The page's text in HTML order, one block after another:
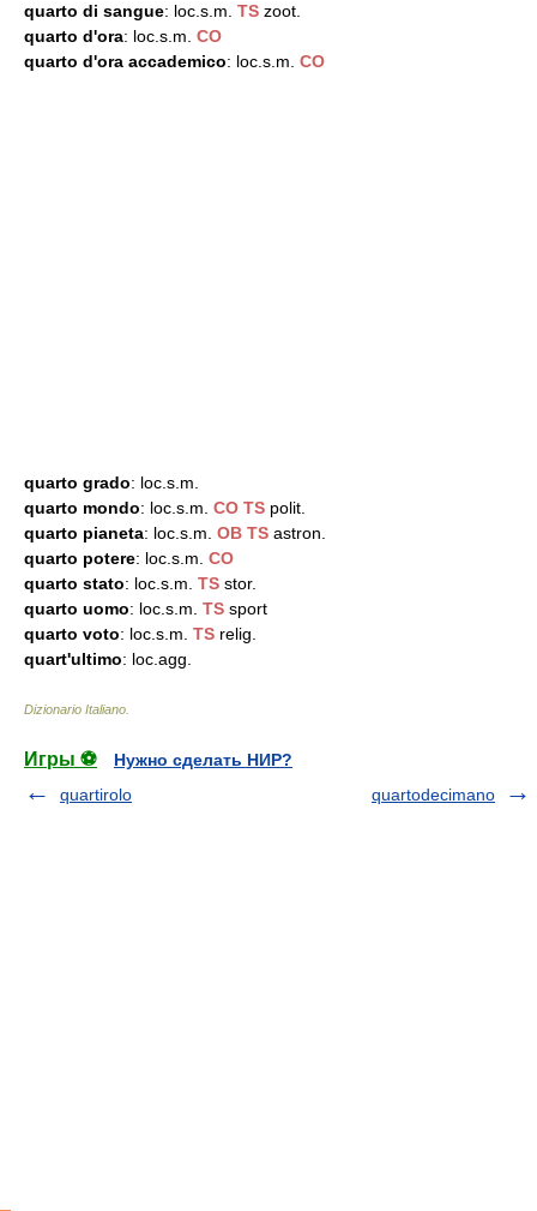
quarto di sangue: loc.s.m. TS zoot.
quarto d'ora: loc.s.m. CO
quarto d'ora accademico: loc.s.m. CO
quarto grado: loc.s.m.
quarto mondo: loc.s.m. CO TS polit.
quarto pianeta: loc.s.m. OB TS astron.
quarto potere: loc.s.m. CO
quarto stato: loc.s.m. TS stor.
quarto uomo: loc.s.m. TS sport
quarto voto: loc.s.m. TS relig.
quart'ultimo: loc.agg.
Dizionario Italiano
Игры ⚽
Нужно сделать НИР?
quartirolo
quartodecimano